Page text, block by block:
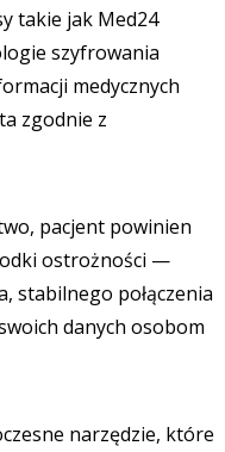
takie jak Med24
szyfrowania
medycznych
zgodnie z
pacjent powinien
ostrożności —
stabilnego połączenia
danych osobom
narzędzie, które